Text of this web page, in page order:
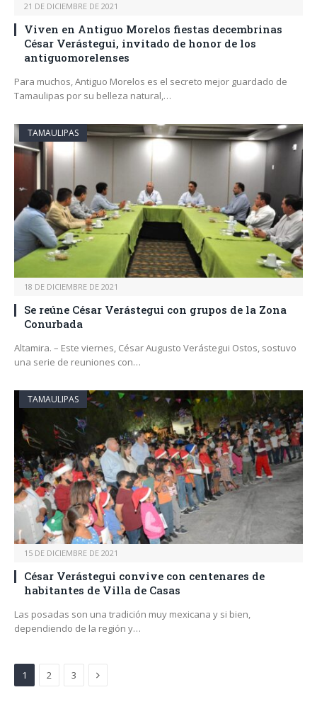
21 DE DICIEMBRE DE 2021
Viven en Antiguo Morelos fiestas decembrinas
César Verástegui, invitado de honor de los
antiguomorelenses
Para muchos, Antiguo Morelos es el secreto mejor guardado de
Tamaulipas por su belleza natural,…
TAMAULIPAS
18 DE DICIEMBRE DE 2021
Se reúne César Verástegui con grupos de la Zona
Conurbada
Altamira. – Este viernes, César Augusto Verástegui Ostos, sostuvo
una serie de reuniones con…
TAMAULIPAS
15 DE DICIEMBRE DE 2021
César Verástegui convive con centenares de
habitantes de Villa de Casas
Las posadas son una tradición muy mexicana y si bien,
dependiendo de la región y…
1 2 3 Next